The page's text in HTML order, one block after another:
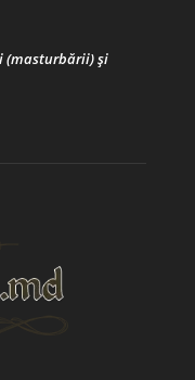
(masturbării) şi